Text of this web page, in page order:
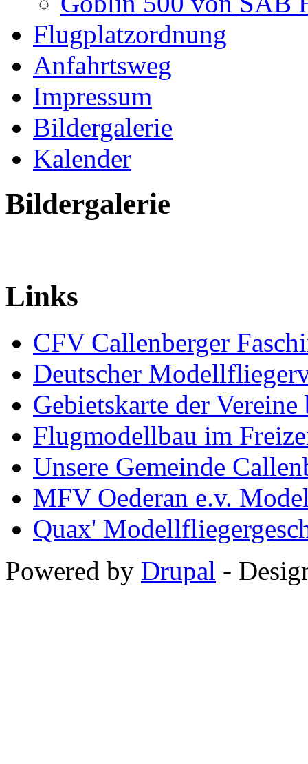
Flugplatzordnung
Anfahrtsweg
Impressum
Bildergalerie
Kalender
Bildergalerie
Links
CFV Callenberger
Deutscher
Gebietskarte der
Flugmodellbau im
Unsere Gemeinde
MFV Oederan e.v.
Quax'
Powered by Drupal -